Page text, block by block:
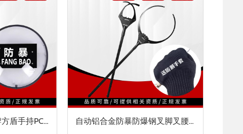
勇无畏法式防暴盾牌方盾手持PC包边防爆盾校园门卫训练安保器材 自动铝合金防暴防爆钢叉脚叉腰叉保安器材可伸缩抓捕器安防装备